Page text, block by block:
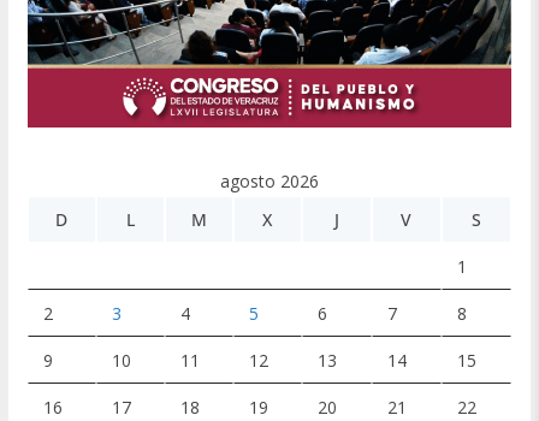
agosto 2026
D
L M X J V S
1
2 3 4 5 6 7 8
9 10 11 12 13 14 15
16 17 18 19 20 21 22